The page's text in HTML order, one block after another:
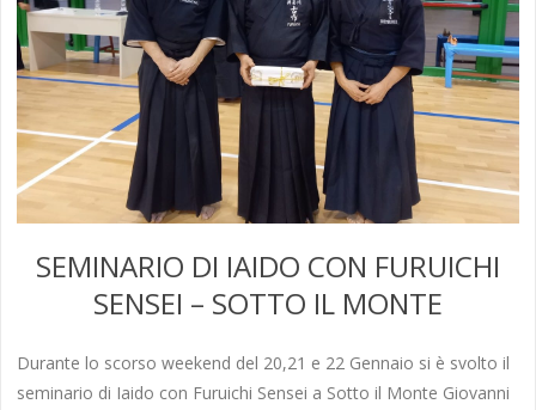
SEMINARIO DI IAIDO CON FURUICHI
SENSEI – SOTTO IL MONTE
Durante lo scorso weekend del 20,21 e 22 Gennaio si è svolto il
seminario di Iaido con Furuichi Sensei a Sotto il Monte Giovanni